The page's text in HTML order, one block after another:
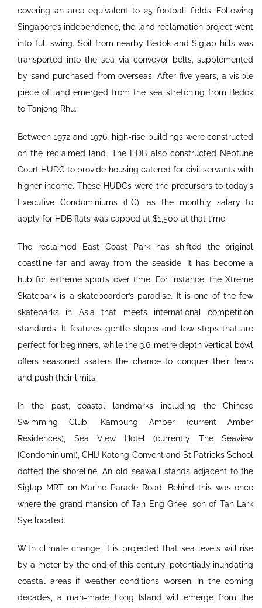
covering an area equivalent to 25 football fields. Following
Singapore’s independence, the land reclamation project went
into full swing. Soil from nearby Bedok and Siglap hills was
transported into the sea via conveyor belts, supplemented
by sand purchased from overseas. After five years, a visible
piece of land emerged from the sea stretching from Bedok
to Tanjong Rhu.
Between 1972 and 1976, high-rise buildings were constructed
on the reclaimed land. The HDB also constructed Neptune
Court HUDC to provide housing catered for civil servants with
higher income. These HUDCs were the precursors to today’s
Executive Condominiums (EC), as the monthly salary to
apply for HDB flats was capped at $1,500 at that time.
The reclaimed East Coast Park has shifted the original
coastline far and away from the seaside. It has become a
hub for extreme sports over time. For instance, the Xtreme
Skatepark is a skateboarder’s paradise. It is one of the few
skateparks in Asia that meets international competition
standards. It features gentle slopes and low steps that are
perfect for beginners, while the 3.6-metre depth vertical bowl
offers seasoned skaters the chance to conquer their fears
and push their limits.
In the past, coastal landmarks including the Chinese
Swimming Club, Kampung Amber (current Amber
Residences), Sea View Hotel (currently The Seaview
[Condominium]), CHIJ Katong Convent and St Patrick’s School
dotted the shoreline. An old seawall stands adjacent to the
Siglap MRT on Marine Parade Road. Behind this was once
where the grand mansion of Tan Eng Ghee, son of Tan Lark
Sye located.
With climate change, it is projected that sea levels will rise
by a meter by the end of this century, potentially inundating
coastal areas if weather conditions worsen. In the coming
decades, a man-made Long Island will emerge from the